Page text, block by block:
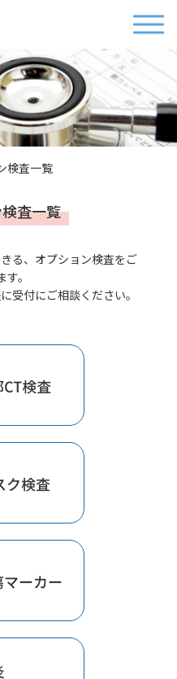
検査一覧
査一覧
る、オプション検査をご
。
受付にご相談ください。